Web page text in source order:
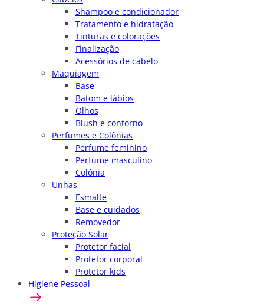
Shampoo e condicionador
Tratamento e hidratação
Tinturas e colorações
Finalização
Acessórios de cabelo
Maquiagem
Base
Batom e lábios
Olhos
Blush e contorno
Perfumes e Colônias
Perfume feminino
Perfume masculino
Colônia
Unhas
Esmalte
Base e cuidados
Removedor
Proteção Solar
Protetor facial
Protetor corporal
Protetor kids
Higiene Pessoal